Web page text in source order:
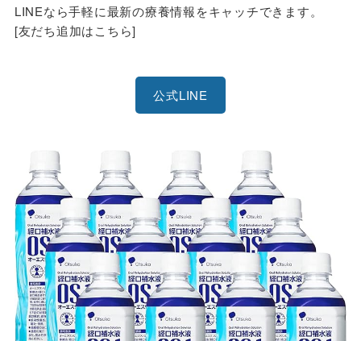
LINEなら手軽に最新の療養情報をキャッチできます。
[友だち追加はこちら]
公式LINE